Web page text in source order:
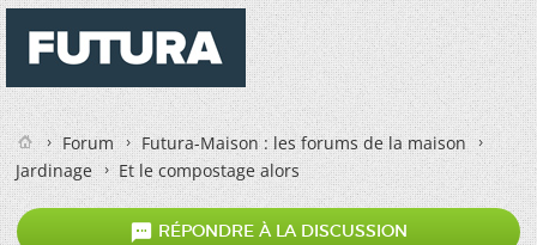
Forum
Futura-Maison : les forums de la maison
Jardinage
Et le compostage alors
 RÉPONDRE À LA DISCUSSION